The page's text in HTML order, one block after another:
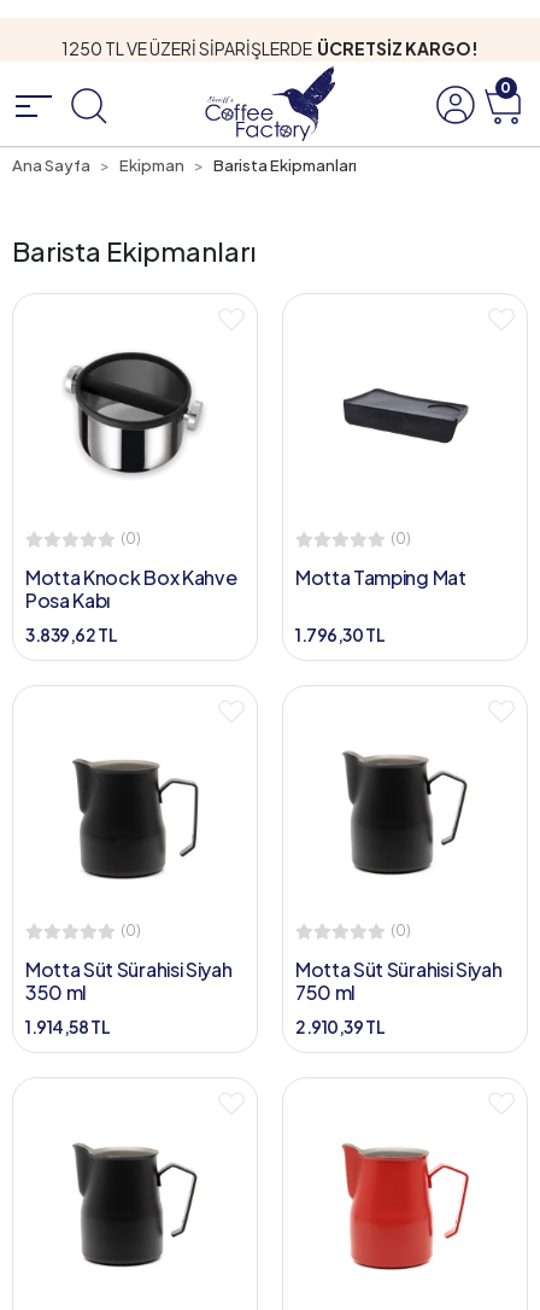
1250 TL VE ÜZERİ SİPARİŞLERDE ÜCRETSİZ KARGO!
0
Ana Sayfa Ekipman Barista Ekipmanları
Barista Ekipmanları
(0)
Motta Knock Box Kahve
Posa Kabı
3.839,62 TL
(0)
Motta Tamping Mat
1.796,30 TL
(0)
Motta Süt Sürahisi Siyah
350 ml
1.914,58 TL
(0)
Motta Süt Sürahisi Siyah
750 ml
2.910,39 TL